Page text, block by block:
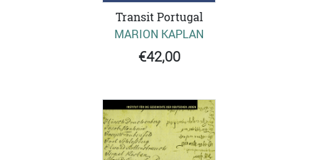
Transit Portugal
MARION KAPLAN
€42,00